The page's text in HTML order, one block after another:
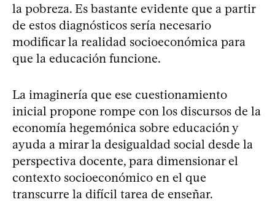
la pobreza. Es bastante evidente que a partir
de estos diagnósticos sería necesario
modificar la realidad socioeconómica para
que la educación funcione.
La imaginería que ese cuestionamiento
inicial propone rompe con los discursos de la
economía hegemónica sobre educación y
ayuda a mirar la desigualdad social desde la
perspectiva docente, para dimensionar el
contexto socioeconómico en el que
transcurre la difícil tarea de enseñar.